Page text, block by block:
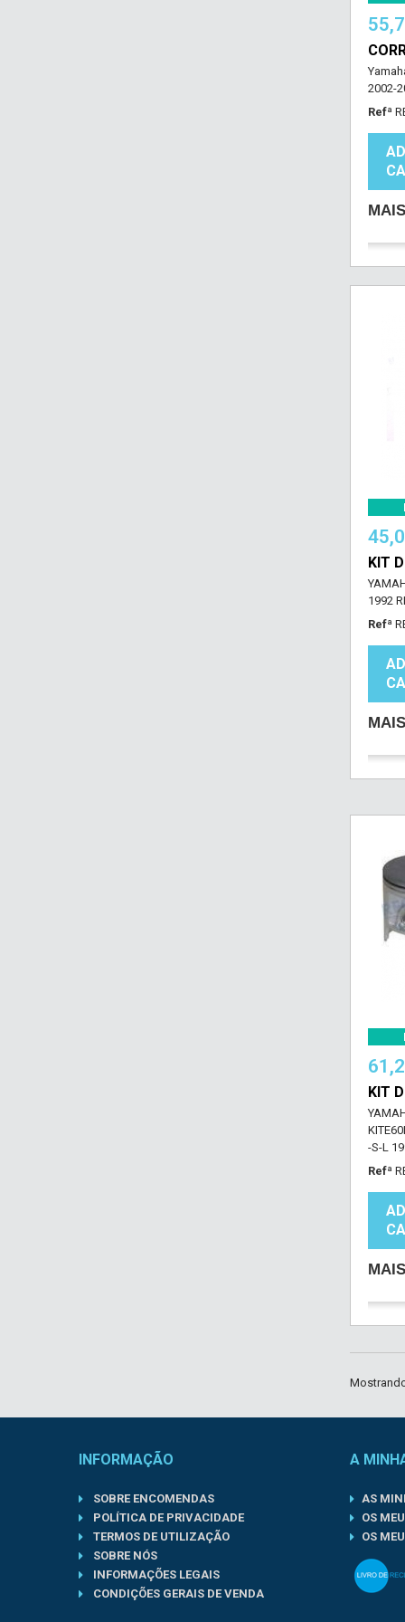
2002-
Refª
MAIS
KIT
1992
Refª
MAIS
KIT
-S-L
Refª
MAIS
INFORMAÇÃO
SOBRE ENCOMENDAS
POLÍTICA DE PRIVACIDADE
TERMOS DE UTILIZAÇÃO
SOBRE NÓS
INFORMAÇÕES LEGAIS
CONDIÇÕES GERAIS DE VENDA
A
AS
OS
OS